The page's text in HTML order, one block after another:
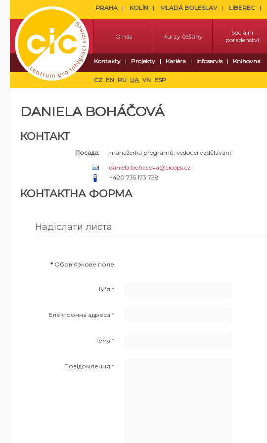
PRAHA KOLÍN MLADÁ BOLESLAV LIBEREC
O nás Kurzy češtiny
Sociální
poradenství
Kontakty Projekty Kariéra Infoservis Knihovna
CZ EN RU UA VN ESP
DANIELA BOHÁČOVÁ
КОНТАКТ
Посада:
manažerka programů, vedoucí vzdělávání
daniela.bohacova@cicops.cz
+420 735 173 738
КОНТАКТНА ФОРМА
Надіслати листа
* Обов'язкове поле
Ім'я *
Електронна адреса *
Тема *
Повідомлення *